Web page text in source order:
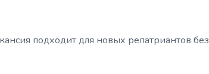
подходит для новых репатриантов без